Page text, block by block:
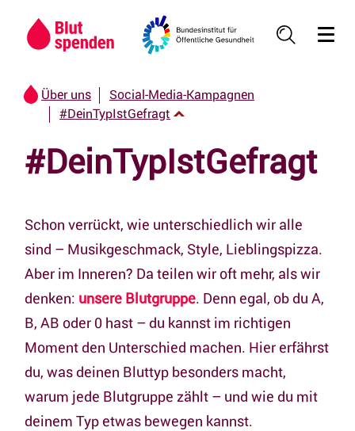
Über uns
Social-Media-Kampagnen
#DeinTypIstGefragt
#DeinTypIstGefragt
Schon verrückt, wie unterschiedlich wir alle
sind – Musikgeschmack, Style, Lieblingspizza.
Aber im Inneren? Da teilen wir oft mehr, als wir
denken: unsere Blutgruppe. Denn egal, ob du A,
B, AB oder 0 hast – du kannst im richtigen
Moment den Unterschied machen. Hier erfährst
du, was deinen Bluttyp besonders macht,
warum jede Blutgruppe zählt – und wie du mit
deinem Typ etwas bewegen kannst.